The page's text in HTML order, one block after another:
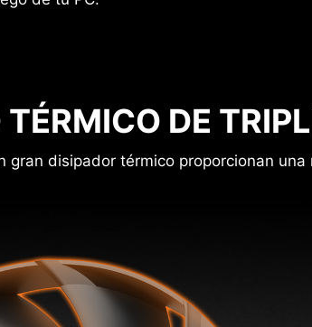
TÉRMICO DE
gran disipador térmico proporcionan